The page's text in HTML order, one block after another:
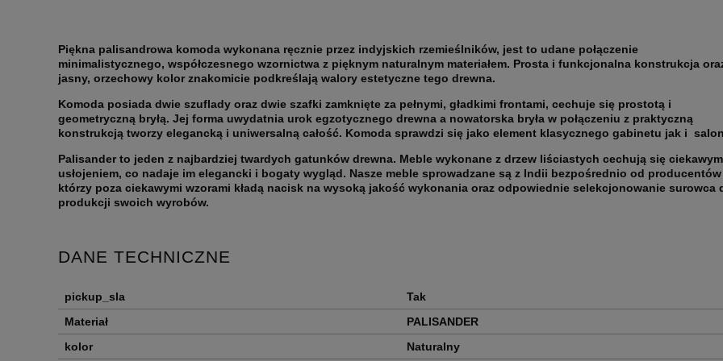
Piękna palisandrowa komoda wykonana ręcznie przez indyjskich rzemieślników, jest to udane połączenie
minimalistycznego, współczesnego wzornictwa z pięknym naturalnym materiałem. Prosta i funkcjonalna konstrukcja
jasny, orzechowy kolor znakomicie podkreślają walory estetyczne tego drewna.
Komoda posiada dwie szuflady oraz dwie szafki zamknięte za pełnymi, gładkimi frontami, cechuje się prostotą i
geometryczną bryłą. Jej forma uwydatnia urok egzotycznego drewna a nowatorska bryła w połączeniu z praktyczną
konstrukcją tworzy elegancką i uniwersalną całość. Komoda sprawdzi się jako element klasycznego gabinetu jak i
Palisander to jeden z najbardziej twardych gatunków drewna. Meble wykonane z drzew liściastych cechują się ciekawym
usłojeniem, co nadaje im elegancki i bogaty wygląd. Nasze meble sprowadzane są z Indii bezpośrednio od producentów
którzy poza ciekawymi wzorami kładą nacisk na wysoką jakość wykonania oraz odpowiednie selekcjonowanie surowca
produkcji swoich wyrobów.
DANE TECHNICZNE
pickup_sla
Tak
Materiał
PALISANDER
kolor
Naturalny